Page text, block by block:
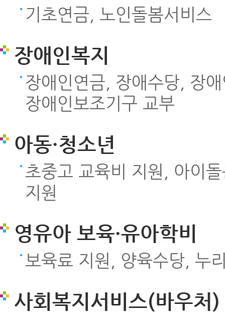
기초연금, 노인돌봄서비스
장애인복지
장애인연금, 장애수당, 장
장애인보조기구 교부
아동·청소년
초중고 교육비 지원, 아이
지원
영유아 보육·유아학비
보육료 지원, 양육수당, 누
사회복지서비스(바우처